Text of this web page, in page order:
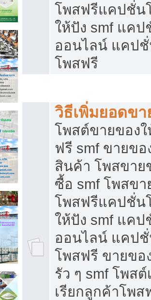
โพสฟรีแคปชั่น
ให้ปัง smf แค
ออนไลน์ แคป
โพสฟรี
วิธีเพิ่มยอดข
โพสต์ขายของ
ฟรี smf ขายข
สินค้า โพสขาย
ซื้อ smf โพสข
โพสฟรีแคปชั่น
ให้ปัง smf แค
ออนไลน์ แคป
โพสฟรี ขายขอ
รัว ๆ smf โพส
เรียกลูกค้าโพส